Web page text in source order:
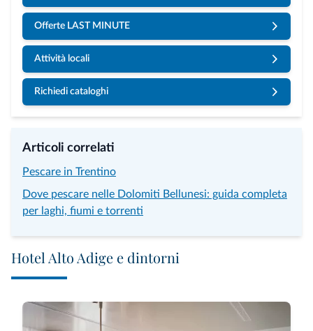
Offerte LAST MINUTE
Attività locali
Richiedi cataloghi
Articoli correlati
Pescare in Trentino
Dove pescare nelle Dolomiti Bellunesi: guida completa
per laghi, fiumi e torrenti
Hotel Alto Adige e dintorni